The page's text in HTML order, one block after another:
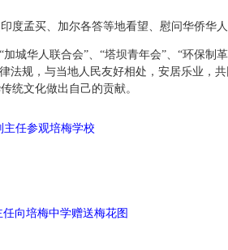
孟买、加尔各答等地看望、慰问华侨华人
华人联合会”、“塔坝青年会”、“环保制革
法规，与当地人民友好相处，安居乐业，
统文化做出自己的贡献。
主任参观培梅学校
向培梅中学赠送梅花图